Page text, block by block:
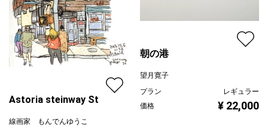
Astoria steinway St
線画家 もんでんゆうこ
朝の港
望月寛子
プラン
レギュラー
価格
¥ 22,000